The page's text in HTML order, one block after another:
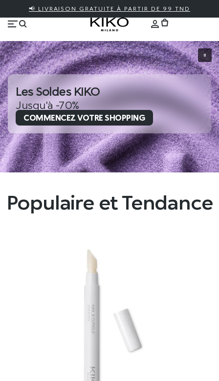
📢 LIVRAISON GRATUITE À PARTIR DE 99 TND
Les Soldes KIKO
Jusqu'à -70%
COMMENCEZ VOTRE SHOPPING
Populaire et Tendance